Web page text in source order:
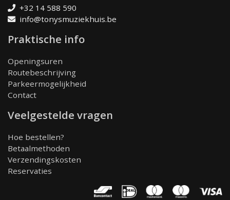
+32 14 588 590
info@tonysmuziekhuis.be
Praktische info
Openingsuren
Routebeschrijving
Parkeermogelijkheid
Contact
Veelgestelde vragen
Hoe bestellen?
Betaalmethoden
Verzendingskosten
Reservaties